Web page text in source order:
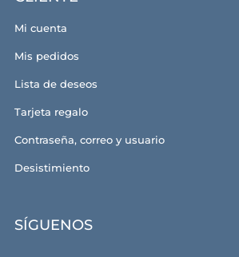
Mi cuenta
Mis pedidos
Lista de deseos
Tarjeta regalo
Contraseña, correo y usuario
Desistimiento
SÍGUENOS